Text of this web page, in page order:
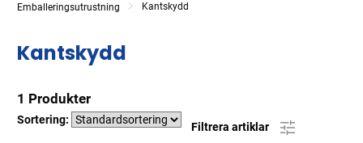
Emballeringsutrustning
Kantskydd
Kantskydd
1 Produkter
Sortering:
Filtrera artiklar